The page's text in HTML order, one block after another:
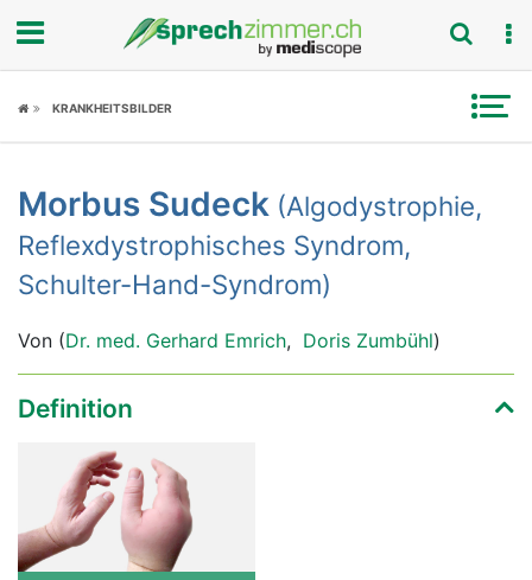
Fokus
Symptome
Untersuchungen
News
Ratgeber
KRANKHEITSBILDER
Morbus Sudeck (Algodystrophie,
Reflexdystrophisches Syndrom,
Schulter-Hand-Syndrom)
Von (Dr. med. Gerhard Emrich, Doris Zumbühl)
Definition